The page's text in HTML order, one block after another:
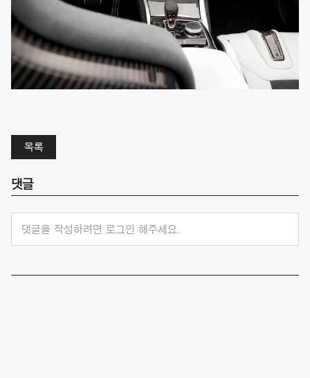
목록
댓글
댓글을 작성하려면 로그인 해주세요.